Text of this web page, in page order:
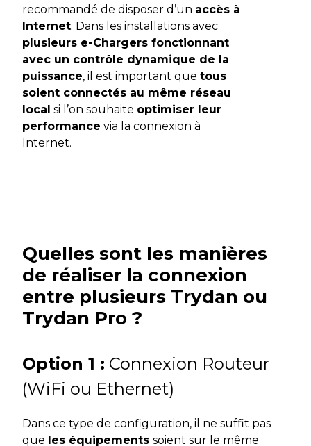
recommandé de disposer d’un accès à
Internet. Dans les installations avec
plusieurs e-Chargers fonctionnant
avec un contrôle dynamique de la
puissance, il est important que tous
soient connectés au même réseau
local si l’on souhaite optimiser leur
performance via la connexion à
Internet.
Quelles sont les manières
de réaliser la connexion
entre plusieurs Trydan ou
Trydan Pro ?
Option 1 : Connexion Routeur
(WiFi ou Ethernet)
Dans ce type de configuration, il ne suffit pas
que les équipements soient sur le même